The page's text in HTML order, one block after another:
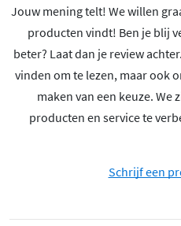
Jouw mening telt! We willen
producten vindt! Ben je blij
beter? Laat dan je review
vinden om te lezen, maar ook
maken van een keuze.
producten en service te
Schrijf een